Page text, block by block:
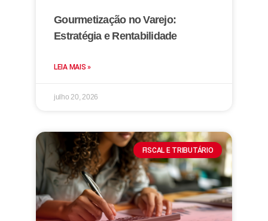
Gourmetização no Varejo:
Estratégia e Rentabilidade
LEIA MAIS »
julho 20, 2026
FISCAL E TRIBUTÁRIO